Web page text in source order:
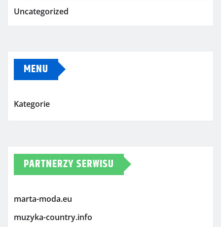
Uncategorized
MENU
Kategorie
PARTNERZY SERWISU
marta-moda.eu
muzyka-country.info